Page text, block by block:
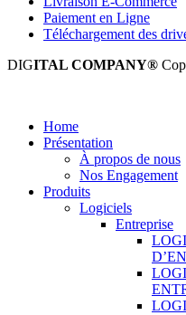
Paiement en Ligne
Téléchargement des
DIGITAL COMPANY®
Home
Présentation
À propos de nous
Nos Engagement
Produits
Logiciels
Entreprise